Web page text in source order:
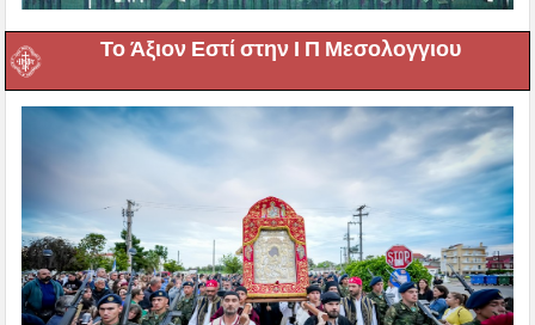
Το Άξιον Εστί στην Ι Π Μεσολογγιου